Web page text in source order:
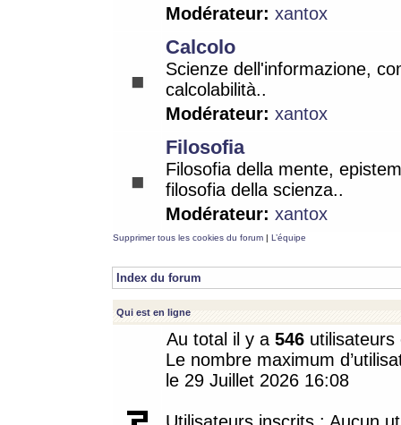
Modérateur: xantox
Calcolo
Scienze dell'informazione,
calcolabilità..
Modérateur: xantox
Filosofia
Filosofia della mente,
filosofia della scienza..
Modérateur: xantox
Supprimer tous les cookies du forum | L’équipe
Index du forum
Qui est en ligne
Au total il y a 546
Le nombre maximum
le 29 Juillet 2026 16:08